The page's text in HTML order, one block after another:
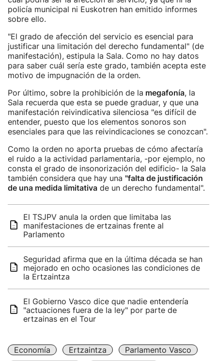
policía municipal ni Euskotren han emitido informes
sobre ello.
"El grado de afección del servicio es esencial para
justificar una limitación del derecho fundamental" (de
manifestación), estipula la Sala. Como no hay datos
para saber cuál sería este grado, también acepta este
motivo de impugnación de la orden.
Por último, sobre la prohibición de la megafonía, la
Sala recuerda que esta se puede graduar, y que una
manifestación reivindicativa silenciosa "es difícil de
entender, puesto que los elementos sonoros son
esenciales para que las reivindicaciones se conozcan".
Como la orden no aporta pruebas de cómo afectaría
el ruido a la actividad parlamentaria, -por ejemplo, no
consta el grado de insonorización del edificio- la Sala
también considera que hay una "falta de justificación
de una medida limitativa de un derecho fundamental".
El TSJPV anula la orden que limitaba las
manifestaciones de ertzainas frente al
Parlamento
Seguridad afirma que en la última década se han
mejorado en ocho ocasiones las condiciones de
la Ertzaintza
El Gobierno Vasco dice que nadie entendería
"actuaciones fuera de la ley" por parte de
ertzainas en el Tour
Economía Ertzaintza
Parlamento Vasco